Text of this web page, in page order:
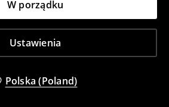
Ustawienia
W porządku
Polska (Poland)
Jasnoniebieskie jeansy carrot fit z dodatkiem elastanu i efektem sprania
Beżowe spodnie relaxed fit z elastycznym pasem i zapięciem
Cena regularna